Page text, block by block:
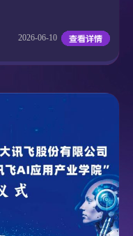
2026-06-10